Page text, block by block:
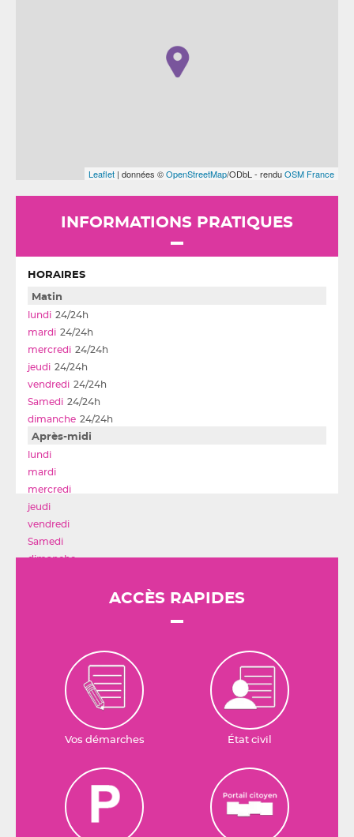
Leaflet | données ©OpenStreetMap/ODbL - renduOSM France
INFORMATIONS PRATIQUES
HORAIRES
Matin
24/24h
24/24h
24/24h
24/24h
24/24h
24/24h
24/24h
Après-midi
ACCÈS RAPIDES
Vos démarches État civil